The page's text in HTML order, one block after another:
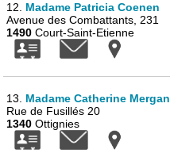
12. Madame Patricia Coenen
Avenue des Combattants, 231
1490 Court-Saint-Etienne
13. Madame Catherine Mergan
Rue de Fusillés 20
1340 Ottignies